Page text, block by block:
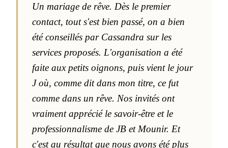
Un mariage de rêve. Dès le premier
contact, tout s'est bien passé, on a bien
été conseillés par Cassandra sur les
services proposés. L'organisation a été
faite aux petits oignons, puis vient le jour
J où, comme dit dans mon titre, ce fut
comme dans un rêve. Nos invités ont
vraiment apprécié le savoir-être et le
professionnalisme de JB et Mounir. Et
c'est au résultat que nous avons été plus